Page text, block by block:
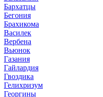
Бархатцы
Бегония
Брахикома
Василек
Вербена
Вьюнок
Газания
Гайлардия
Гвоздика
Гелихризум
Георгины